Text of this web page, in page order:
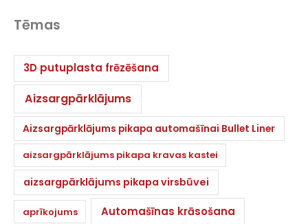
Tēmas
3D putuplasta frēzēšana
Aizsargpārklājums
Aizsargpārklājums pikapa automašīnai Bullet Liner
aizsargpārklājums pikapa kravas kastei
aizsargpārklājums pikapa virsbūvei
aprīkojums Automašīnas krāsošana